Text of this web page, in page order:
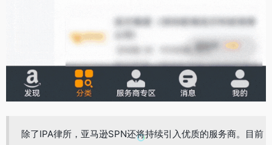
除了IPA律所，亚马逊SPN还将持续引入优质的服务商。目前